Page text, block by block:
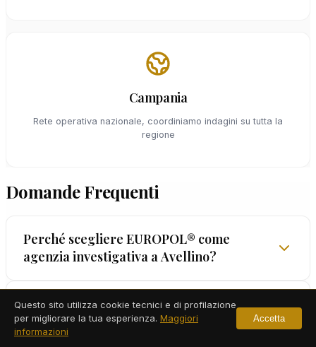
Campania
Rete operativa nazionale, coordiniamo indagini su tutta la
regione
Domande Frequenti
Perché scegliere EUROPOL® come
agenzia investigativa a Avellino?
EUROPOL® è uno dei più storici istituti di
investigazioni in Italia, fondato nel 1962. Operiamo
a Avellino con investigatori qualificati, metodi legali
Quali servizi offre l'agenzia investigativa a
Avellino?
Questo sito utilizza cookie tecnici e di profilazione
per migliorare la tua esperienza. Maggiori
informazioni
Accetta